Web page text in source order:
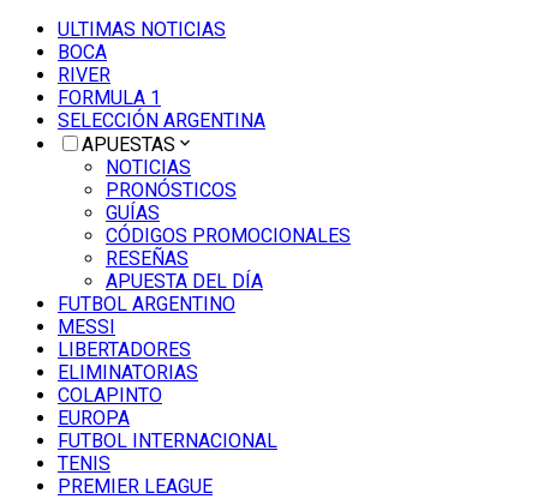
ULTIMAS NOTICIAS
BOCA
RIVER
FORMULA 1
SELECCIÓN ARGENTINA
APUESTAS
NOTICIAS
PRONÓSTICOS
GUÍAS
CÓDIGOS PROMOCIONALES
RESEÑAS
APUESTA DEL DÍA
FUTBOL ARGENTINO
MESSI
LIBERTADORES
ELIMINATORIAS
COLAPINTO
EUROPA
FUTBOL INTERNACIONAL
TENIS
PREMIER LEAGUE